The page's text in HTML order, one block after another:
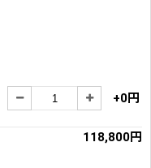
+0円
118,800円